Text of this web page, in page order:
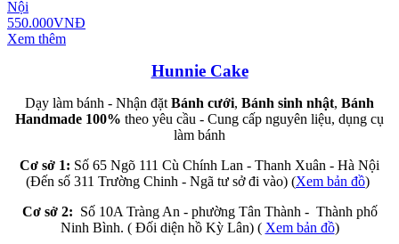
Nội
550.000VNĐ
Xem thêm
Hunnie Cake
Dạy làm bánh - Nhận đặt Bánh cưới, Bánh sinh nhật, Bánh
Handmade 100% theo yêu cầu - Cung cấp nguyên liệu, dụng cụ
làm bánh
Cơ sở 1: Số 65 Ngõ 111 Cù Chính Lan - Thanh Xuân - Hà Nội
(Đến số 311 Trường Chinh - Ngã tư sở đi vào) (Xem bản đồ)
Cơ sở 2: Số 10A Tràng An - phường Tân Thành - Thành phố
Ninh Bình. ( Đối diện hồ Kỳ Lân) ( Xem bản đồ)